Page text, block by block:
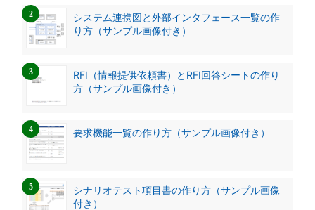
システム連携図と外部インタフェース一覧の作
り方（サンプル画像付き）
RFI（情報提供依頼書）とRFI回答シートの作り
方（サンプル画像付き）
要求機能一覧の作り方（サンプル画像付き）
シナリオテスト項目書の作り方（サンプル画像
付き）